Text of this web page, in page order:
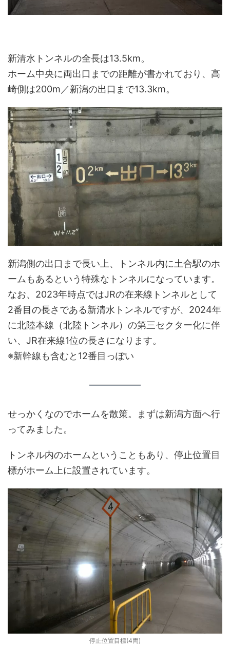
新清水トンネルの全長は13.5km。
ホーム中央に両出口までの距離が書かれており、高
崎側は200m／新潟の出口まで13.3km。
新潟側の出口まで長い上、トンネル内に土合駅のホ
ームもあるという特殊なトンネルになっています。
なお、2023年時点ではJRの在来線トンネルとして
2番目の長さである新清水トンネルですが、2024年
に北陸本線（北陸トンネル）の第三セクター化に伴
い、JR在来線1位の長さになります。
※新幹線も含むと12番目っぽい
せっかくなのでホームを散策。まずは新潟方面へ行
ってみました。
トンネル内のホームということもあり、停止位置目
標がホーム上に設置されています。
停止位置目標(4両)